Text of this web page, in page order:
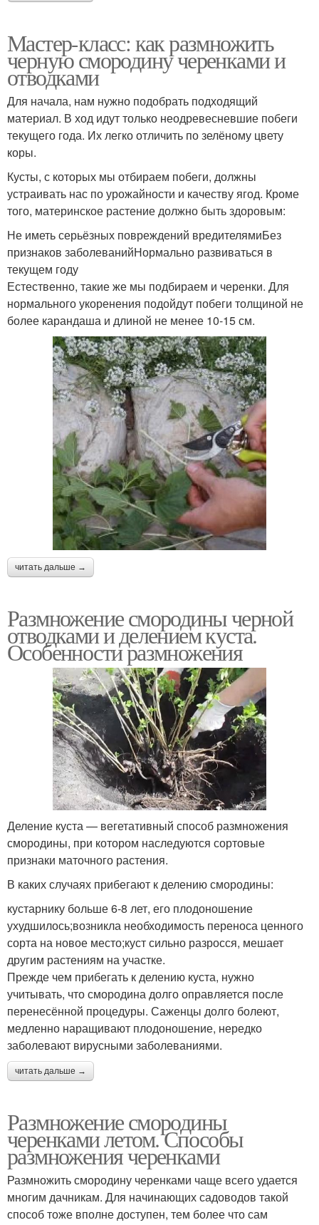
Мастер-класс: как размножить
черную смородину черенками и
отводками
Для начала, нам нужно подобрать подходящий
материал. В ход идут только неодревесневшие побеги
текущего года. Их легко отличить по зелёному цвету
коры.
Кусты, с которых мы отбираем побеги, должны
устраивать нас по урожайности и качеству ягод. Кроме
того, материнское растение должно быть здоровым:
Не иметь серьёзных повреждений вредителямиБез
признаков заболеванийНормально развиваться в
текущем году
Естественно, такие же мы подбираем и черенки. Для
нормального укоренения подойдут побеги толщиной не
более карандаша и длиной не менее 10-15 см.
читать дальше →
Размножение смородины черной
отводками и делением куста.
Особенности размножения
Деление куста — вегетативный способ размножения
смородины, при котором наследуются сортовые
признаки маточного растения.
В каких случаях прибегают к делению смородины:
кустарнику больше 6-8 лет, его плодоношение
ухудшилось;возникла необходимость переноса ценного
сорта на новое место;куст сильно разросся, мешает
другим растениям на участке.
Прежде чем прибегать к делению куста, нужно
учитывать, что смородина долго оправляется после
перенесённой процедуры. Саженцы долго болеют,
медленно наращивают плодоношение, нередко
заболевают вирусными заболеваниями.
читать дальше →
Размножение смородины
черенками летом. Способы
размножения черенками
Размножить смородину черенками чаще всего удается
многим дачникам. Для начинающих садоводов такой
способ тоже вполне доступен, тем более что сам